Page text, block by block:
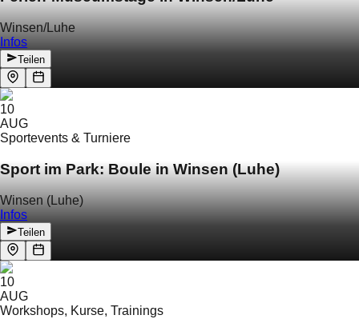
Winsen/Luhe
Infos
Teilen
10
AUG
Sportevents & Turniere
Sport im Park: Boule in Winsen (Luhe)
Winsen (Luhe)
Infos
Teilen
10
AUG
Workshops, Kurse, Trainings